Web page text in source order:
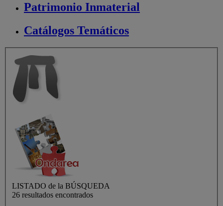
Patrimonio Inmaterial
Catálogos Temáticos
LISTADO de la BÚSQUEDA
26 resultados encontrados